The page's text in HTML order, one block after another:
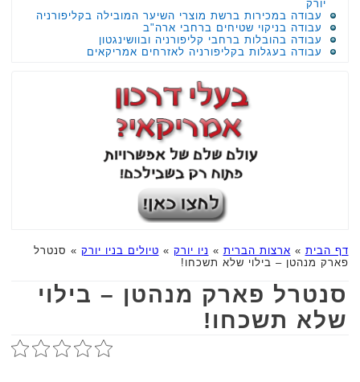
יורק
עבודה במכירות ברשת מוצרי השיער המובילה בקליפורניה
עבודה בניקוי שטיחים ברחבי ארה"ב
עבודה בהובלות ברחבי קליפורניה ובוושינגטון
עבודה בעגלות בקליפורניה לאזרחים אמריקאים
דף הבית » ארצות הברית » ניו יורק » טיולים בניו יורק » סנטרל
פארק מנהטן – בילוי שלא תשכחו!
סנטרל פארק מנהטן – בילוי
שלא תשכחו!